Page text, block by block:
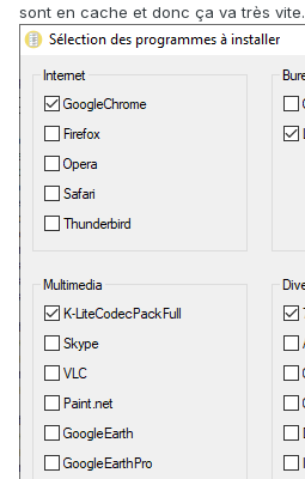
sont en cache et donc ça va très vite.